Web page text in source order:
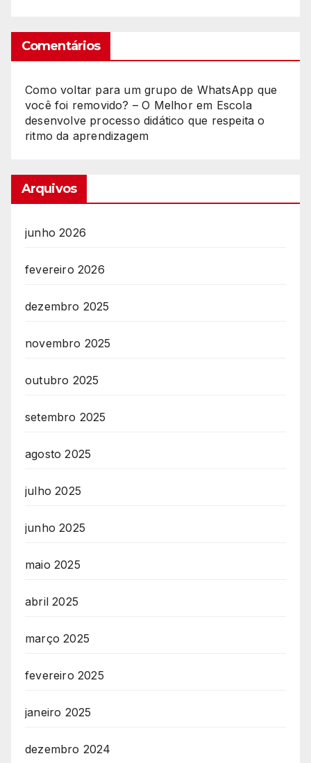
Comentários
Como voltar para um grupo de WhatsApp que
você foi removido? – O Melhorem Escola
desenvolve processo didático que respeita o
ritmo da aprendizagem
Arquivos
junho 2026
fevereiro 2026
dezembro 2025
novembro 2025
outubro 2025
setembro 2025
agosto 2025
julho 2025
junho 2025
maio 2025
abril 2025
março 2025
fevereiro 2025
janeiro 2025
dezembro 2024